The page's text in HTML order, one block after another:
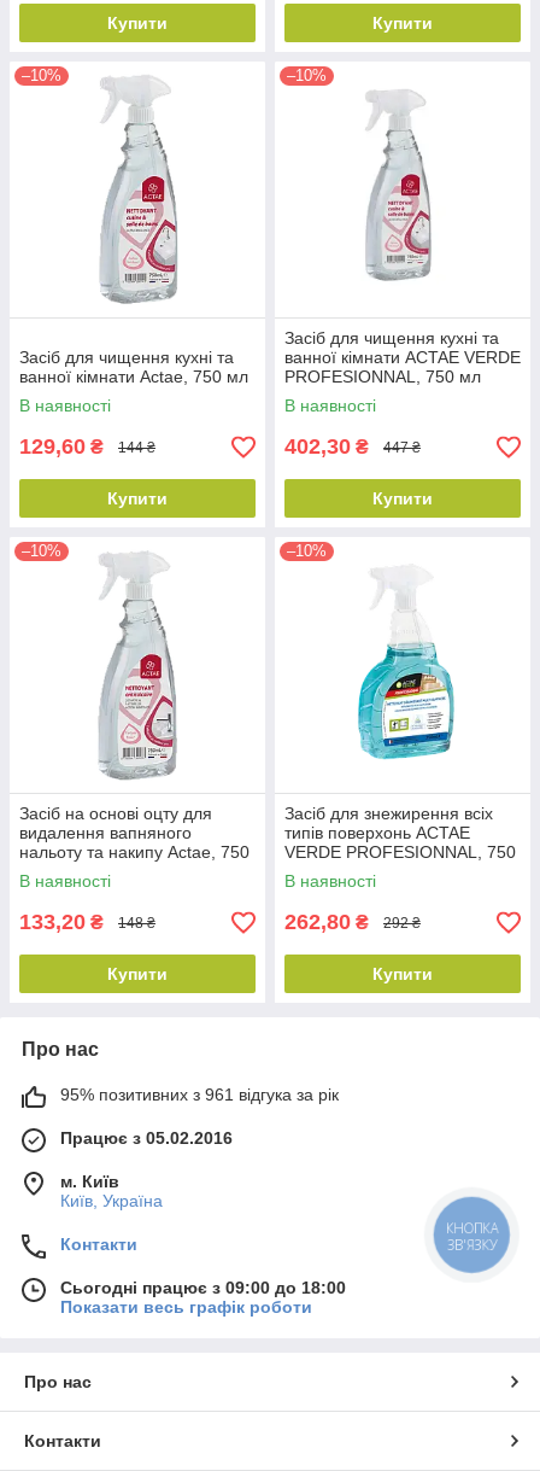
Купити Купити
–10%
Засіб для чищення кухні та
ванної кімнати Actae, 750 мл
В наявності
129,60 ₴ 144 ₴
Купити
–10%
Засіб для чищення кухні та
ванної кімнати ACTAE VERDE
PROFESIONNAL, 750 мл
В наявності
402,30 ₴ 447 ₴
Купити
–10%
Засіб на основі оцту для
видалення вапняного
нальоту та накипу Actae, 750
мл
В наявності
133,20 ₴ 148 ₴
Купити
–10%
Засіб для знежирення всіх
типів поверхонь ACTAE
VERDE PROFESIONNAL, 750
мл
В наявності
262,80 ₴ 292 ₴
Купити
Про нас
95% позитивних з 961 відгука за рік
Працює з 05.02.2016
м. Київ
Київ, Україна
Контакти
Сьогодні працює з 09:00 до 18:00
Показати весь графік роботи
Про нас
Контакти
КНОПКА
ЗВ'ЯЗКУ